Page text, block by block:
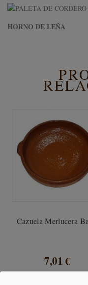
HORNO DE LEÑA
Cazuela Merlucera
7,01 €